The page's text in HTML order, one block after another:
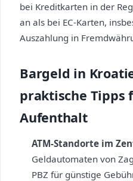
bei Kreditkarten in der
an als bei EC-Karten,
Auszahlung in
Bargeld in
praktische Tipps
Aufenthalt
ATM-Standorte im
Geldautomaten von
PBZ für günstige